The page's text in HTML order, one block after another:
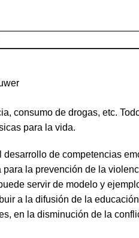
consumo de drogas, etc.
para la vida.
de competencias
la prevención de la
servir de modelo y
a la difusión de la
en la disminución de la